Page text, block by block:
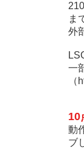
ま
外
一
10
動
ブ